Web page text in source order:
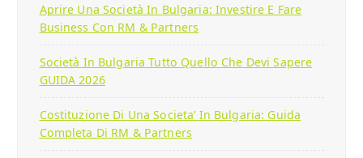
Aprire Una Società In Bulgaria: Investire E Fare
Business Con RM & Partners
Società In Bulgaria Tutto Quello Che Devi Sapere
GUIDA 2026
Costituzione Di Una Societa’ In Bulgaria: Guida
Completa Di RM & Partners